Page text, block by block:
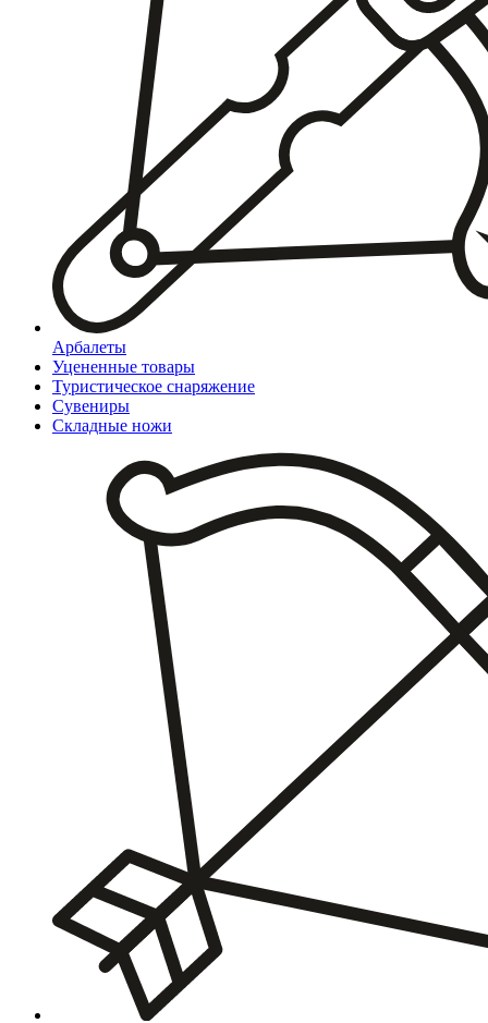
Арбалеты
Уцененные товары
Туристическое снаряжение
Сувениры
Складные ножи